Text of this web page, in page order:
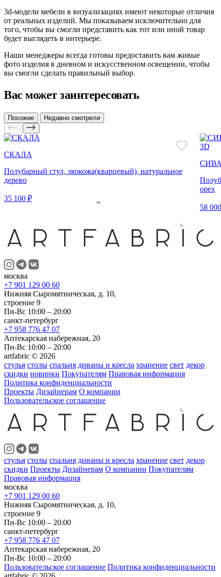
3d-модели мебели в визуализациях имеют некоторые отличия
от реальных изделий. Мы показываем исключительно для
того, чтобы вы смогли представить как тот или иной товар
будет выглядеть в интерьере.
Наши менеджеры всегда готовы предоставить вам живые
фото изделия в дневном и искусственном освещении, чтобы
вы смогли сделать правильный выбор.
Вас может заинтересовать
Похожие Недавно смотрели
СКАЛА
Полубарный стул, экокожа(кварцевый), натуральное
дерево
35 100 ₽
3D
орех
58
москва
+7 901 129 00 60
Нижняя Сыромятническая, д. 10,
строение 9
Пн-Вс 10:00 – 20:00
санкт-петербург
+7 958 776 47 07
Аптекарская набережная, 20
Пн-Вс 10:00 – 20:00
artfabric © 2026
стулья столы спальня диваны и кресла хранение свет декор
скидки новинки Покупателям Правовая информация
Политика конфиденциальности
Проекты Дизайнерам О компании
Пользовательское соглашение
стулья столы спальня диваны и кресла хранение свет декор
скидки Проекты Дизайнерам О компании Покупателям
Правовая информация
москва
+7 901 129 00 60
Нижняя Сыромятническая, д. 10,
строение 9
Пн-Вс 10:00 – 20:00
санкт-петербург
+7 958 776 47 07
Аптекарская набережная, 20
Пн-Вс 10:00 – 20:00
Пользовательское соглашение Политика конфиденциальности